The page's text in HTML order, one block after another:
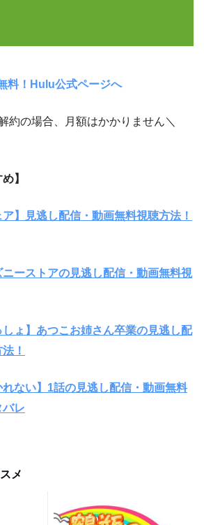
料！Hulu公式ページへ
約の場合、月額はかかりません＼
】
ア】見逃し配信・動画無料視聴方法！
ニーストアの見逃し配信・動画無料視
しょ】あつこお姉さん卒業の見逃し配
！
れない】1話の見逃し配信・動画無料
レ
メ